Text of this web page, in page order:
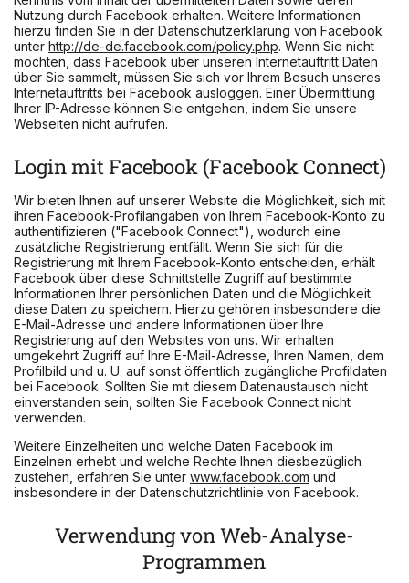
Nutzung durch Facebook erhalten. Weitere Informationen
hierzu finden Sie in der Datenschutzerklärung von Facebook
unter http://de-de.facebook.com/policy.php. Wenn Sie nicht
möchten, dass Facebook über unseren Internetauftritt Daten
über Sie sammelt, müssen Sie sich vor Ihrem Besuch unseres
Internetauftritts bei Facebook ausloggen. Einer Übermittlung
Ihrer IP-Adresse können Sie entgehen, indem Sie unsere
Webseiten nicht aufrufen.
Login mit Facebook (Facebook Connect)
Wir bieten Ihnen auf unserer Website die Möglichkeit, sich mit
ihren Facebook-Profilangaben von Ihrem Facebook-Konto zu
authentifizieren ("Facebook Connect"), wodurch eine
zusätzliche Registrierung entfällt. Wenn Sie sich für die
Registrierung mit Ihrem Facebook-Konto entscheiden, erhält
Facebook über diese Schnittstelle Zugriff auf bestimmte
Informationen Ihrer persönlichen Daten und die Möglichkeit
diese Daten zu speichern. Hierzu gehören insbesondere die
E-Mail-Adresse und andere Informationen über Ihre
Registrierung auf den Websites von uns. Wir erhalten
umgekehrt Zugriff auf Ihre E-Mail-Adresse, Ihren Namen, dem
Profilbild und u. U. auf sonst öffentlich zugängliche Profildaten
bei Facebook. Sollten Sie mit diesem Datenaustausch nicht
einverstanden sein, sollten Sie Facebook Connect nicht
verwenden.
Weitere Einzelheiten und welche Daten Facebook im
Einzelnen erhebt und welche Rechte Ihnen diesbezüglich
zustehen, erfahren Sie unter www.facebook.com und
insbesondere in der Datenschutzrichtlinie von Facebook.
Verwendung von Web-Analyse-
Programmen